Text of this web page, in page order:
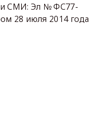
СМИ: Эл № ФС77-
28 июля 2014 года